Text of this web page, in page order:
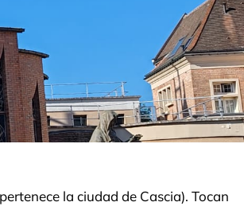
la ciudad de Cascia). Tocan